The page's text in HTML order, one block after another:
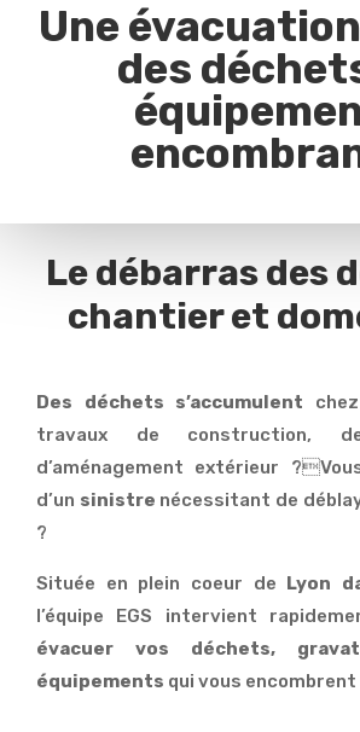
Une
des
Le débarras des
chantier et
Des déchets s’accumulent
travaux de construction,
d’aménagement extérieur
d’un sinistre nécessitant de
?
Située en plein coeur de Lyon
l’équipe EGS intervient
évacuer vos déchets,
équipements qui vous encombrent